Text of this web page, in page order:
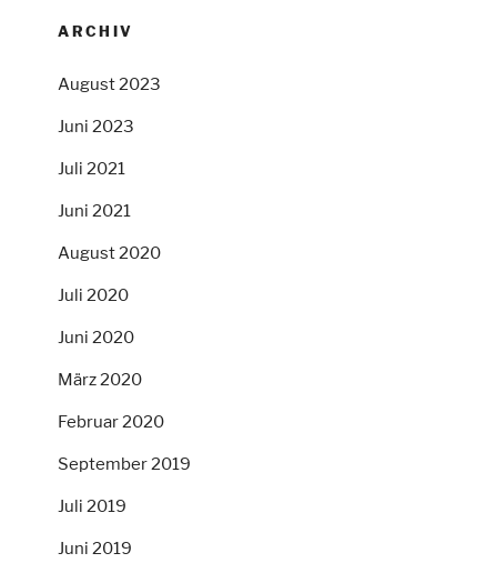
ARCHIV
August 2023
Juni 2023
Juli 2021
Juni 2021
August 2020
Juli 2020
Juni 2020
März 2020
Februar 2020
September 2019
Juli 2019
Juni 2019